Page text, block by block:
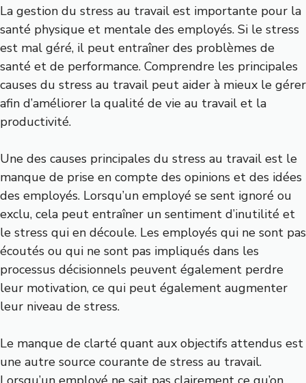
La gestion du stress au travail est importante pour la
santé physique et mentale des employés. Si le stress
est mal géré, il peut entraîner des problèmes de
santé et de performance. Comprendre les principales
causes du stress au travail peut aider à mieux le gérer
afin d’améliorer la qualité de vie au travail et la
productivité.
Une des causes principales du stress au travail est le
manque de prise en compte des opinions et des idées
des employés. Lorsqu’un employé se sent ignoré ou
exclu, cela peut entraîner un sentiment d’inutilité et
le stress qui en découle. Les employés qui ne sont pas
écoutés ou qui ne sont pas impliqués dans les
processus décisionnels peuvent également perdre
leur motivation, ce qui peut également augmenter
leur niveau de stress.
Le manque de clarté quant aux objectifs attendus est
une autre source courante de stress au travail.